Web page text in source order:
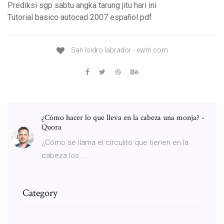
Prediksi sgp sabtu angka tarung jitu hari ini
Tutorial basico autocad 2007 español pdf
San Isidro labrador - ewtn.com
¿Cómo hacer lo que lleva en la cabeza una monja? -
Quora
¿Cómo se llama el circulito que tienen en la
cabeza los ...
Category